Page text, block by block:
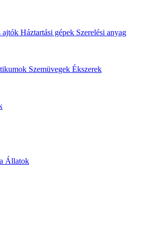
ajtók Háztartási gépek Szerelési anyag
Szemüvegek Ékszerek
Állatok